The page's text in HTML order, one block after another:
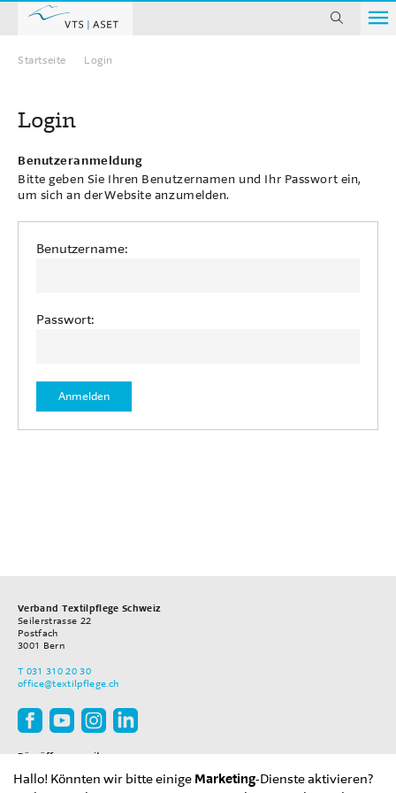
Home
Startseite Login
Login
Benutzeranmeldung
Bitte geben Sie Ihren Benutzernamen und Ihr Passwort ein,
um sich an der Website anzumelden.
Benutzername:
Passwort:
Verband Textilpflege Schweiz
Seilerstrasse 22
Postfach
3001 Bern
T 031 310 20 30
office@textilpflege.ch
Büroöffnungszeiten
08.00–12.00 Uhr
Hallo! Könnten wir bitte einige Marketing-Dienste aktivieren?